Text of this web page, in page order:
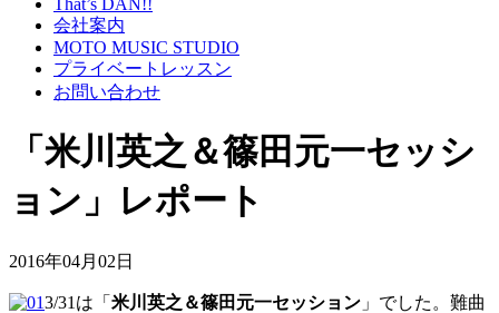
That’s DAN!!
会社案内
MOTO MUSIC STUDIO
プライベートレッスン
お問い合わせ
「米川英之＆篠田元一セッシ
ョン」レポート
2016年04月02日
3/31は「 米川英之＆篠田元一セッション 」でした。難曲